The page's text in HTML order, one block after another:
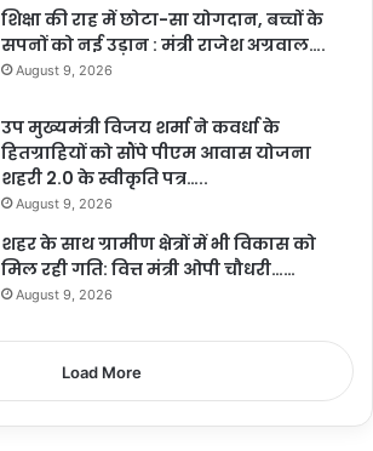
शिक्षा की राह में छोटा-सा योगदान, बच्चों के
सपनों को नई उड़ान : मंत्री राजेश अग्रवाल….
August 9, 2026
उप मुख्यमंत्री विजय शर्मा ने कवर्धा के
हितग्राहियों को सौंपे पीएम आवास योजना
शहरी 2.0 के स्वीकृति पत्र…..
August 9, 2026
शहर के साथ ग्रामीण क्षेत्रों में भी विकास को
मिल रही गति: वित्त मंत्री ओपी चौधरी……
August 9, 2026
Load More